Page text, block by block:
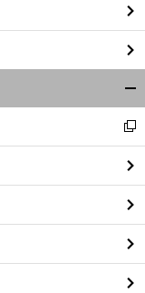
へ
閉
る
新
し
い
ウ
ィ
ン
ド
ウ
で